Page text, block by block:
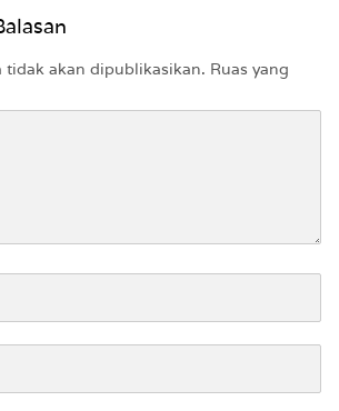
tidak akan dipublikasikan. Ruas yang